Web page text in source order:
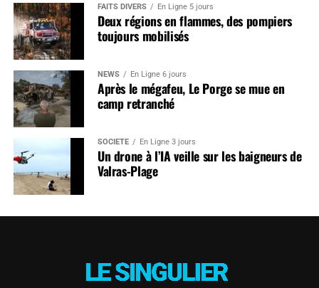
FAITS DIVERS En Ligne 5 jours
Deux régions en flammes, des pompiers
toujours mobilisés
NEWS En Ligne 6 jours
Après le mégafeu, Le Porge se mue en
camp retranché
SOCIÉTÉ En Ligne 3 jours
Un drone à l’IA veille sur les baigneurs de
Valras-Plage